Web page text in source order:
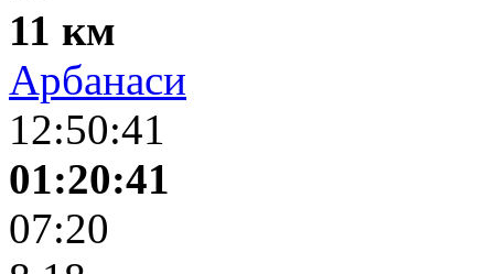
11 км
Арбанаси
12:50:41
01:20:41
07:20